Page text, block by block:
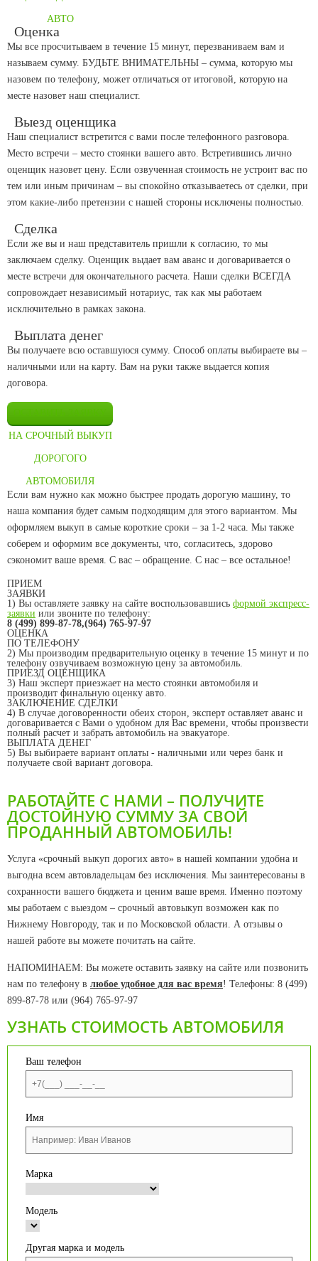
АВТО
Оценка
Мы все просчитываем в течение 15 минут, перезваниваем вам и
называем сумму. БУДЬТЕ ВНИМАТЕЛЬНЫ – сумма, которую мы
назовем по телефону, может отличаться от итоговой, которую на
месте назовет наш специалист.
Выезд оценщика
Наш специалист встретится с вами после телефонного разговора.
Место встречи – место стоянки вашего авто. Встретившись лично
оценщик назовет цену. Если озвученная стоимость не устроит вас по
тем или иным причинам – вы спокойно отказываетесь от сделки, при
этом какие-либо претензии с нашей стороны исключены полностью.
Сделка
Если же вы и наш представитель пришли к согласию, то мы
заключаем сделку. Оценщик выдает вам аванс и договаривается о
месте встречи для окончательного расчета. Наши сделки ВСЕГДА
сопровождает независимый нотариус, так как мы работаем
исключительно в рамках закона.
Выплата денег
Вы получаете всю оставшуюся сумму. Способ оплаты выбираете вы –
наличными или на карту. Вам на руки также выдается копия
договора.
НА СРОЧНЫЙ ВЫКУП
ДОРОГОГО
АВТОМОБИЛЯ
Если вам нужно как можно быстрее продать дорогую машину, то
наша компания будет самым подходящим для этого вариантом. Мы
оформляем выкуп в самые короткие сроки – за 1-2 часа. Мы также
соберем и оформим все документы, что, согласитесь, здорово
сэкономит ваше время. С вас – обращение. С нас – все остальное!
ПРИЕМ
ЗАЯВКИ
1) Вы оставляете заявку на сайте воспользовавшись формой экспресс-
заявки или звоните по телефону:
8 (499) 899-87-78,(964) 765-97-97
ОЦЕНКА
ПО ТЕЛЕФОНУ
2) Мы производим предварительную оценку в течение 15 минут и по
телефону озвучиваем возможную цену за автомобиль.
ПРИЕЗД ОЦЕНЩИКА
3) Наш эксперт приезжает на место стоянки автомобиля и
производит финальную оценку авто.
ЗАКЛЮЧЕНИЕ СДЕЛКИ
4) В случае договоренности обеих сторон, эксперт оставляет аванс и
договаривается с Вами о удобном для Вас времени, чтобы произвести
полный расчет и забрать автомобиль на эвакуаторе.
ВЫПЛАТА ДЕНЕГ
5) Вы выбираете вариант оплаты - наличными или через банк и
получаете свой вариант договора.
РАБОТАЙТЕ С НАМИ – ПОЛУЧИТЕ
ДОСТОЙНУЮ СУММУ ЗА СВОЙ
ПРОДАННЫЙ АВТОМОБИЛЬ!
Услуга «срочный выкуп дорогих авто» в нашей компании удобна и
выгодна всем автовладельцам без исключения. Мы заинтересованы в
сохранности вашего бюджета и ценим ваше время. Именно поэтому
мы работаем с выездом – срочный автовыкуп возможен как по
Нижнему Новгороду, так и по Московской области. А отзывы о
нашей работе вы можете почитать на сайте.
НАПОМИНАЕМ: Вы можете оставить заявку на сайте или позвонить
нам по телефону в любое удобное для вас время! Телефоны: 8 (499)
899-87-78 или (964) 765-97-97
УЗНАТЬ СТОИМОСТЬ АВТОМОБИЛЯ
Ваш телефон
Имя
Марка
Модель
Другая марка и модель